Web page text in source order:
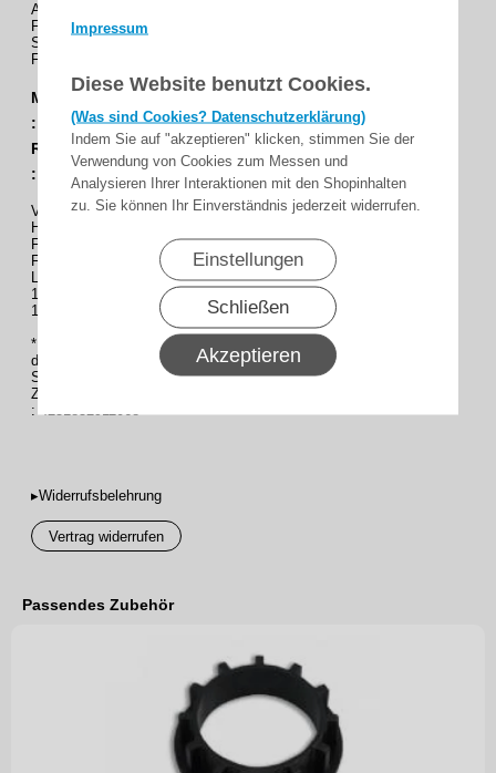
Impressum
Diese Website benutzt Cookies.
(Was sind Cookies? Datenschutzerklärung)
Indem Sie auf "akzeptieren" klicken, stimmen Sie der
Verwendung von Cookies zum Messen und
Analysieren Ihrer Interaktionen mit den Shopinhalten
zu. Sie können Ihr Einverständnis jederzeit widerrufen.
Einstellungen
Schließen
Akzeptieren
Adapterset bestehend aus Mitnehmer und Ring aus Kunststoff .
Für Becker Rohrantriebe Baureihe, P , P5 - P13* und R,R7 - R 50
Serie .
Für Wickelwellen P ab Ø 38mm und R ab Ø 50mm .
Mitnehmer SW50 Art-Nr. 4930 300 121 0 GTIN-Nr
: 4251852909331
Ring SW50 Art-Nr. 4930 300 122 0 GTIN-Nr
: 4251852909348
Verwendungszweck : Rollladen
Hersteller : Becker
Für Rohrantriebe : P5 - P13* und R7- R50
Für Wickelwellen Typ: Achtkantwelle Ø 50mm
Lieferumfang :
1 x Mitnehmer
1 x Ring
* Für Becker Rohrmotoren der Baureihe P, P5 - P13 benötigen Sie
den Zwischenring.
Sie finden es unten als Zubehör .
Zwischenring 50x1,5 Art-Nr. 4930 300 102 0 GTIN-Nr
: 4251852911068
▸Widerrufsbelehrung
Vertrag widerrufen
Passendes Zubehör